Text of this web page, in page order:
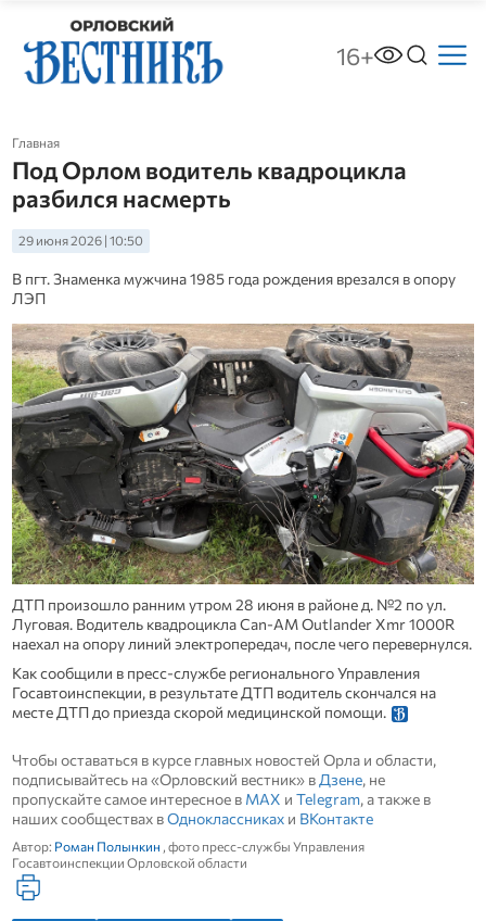
16+
Главная
Под Орлом водитель квадроцикла
разбился насмерть
29 июня 2026 | 10:50
В пгт. Знаменка мужчина 1985 года рождения врезался в опору
ЛЭП
ДТП произошло ранним утром 28 июня в районе д. №2 по ул.
Луговая. Водитель квадроцикла Can-AM Outlander Xmr 1000R
наехал на опору линий электропередач, после чего перевернулся.
Как сообщили в пресс-службе регионального Управления
Госавтоинспекции, в результате ДТП водитель скончался на
месте ДТП до приезда скорой медицинской помощи.
Чтобы оставаться в курсе главных новостей Орла и области,
подписывайтесь на «Орловский вестник» в Дзене, не
пропускайте самое интересное в MAX и Telegram, а также в
наших сообществах вОдноклассникахи ВКонтакте
Автор: Роман Полынкин , фото пресс-службы Управления
Госавтоинспекции Орловской области